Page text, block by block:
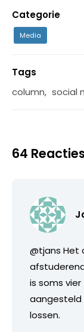
Categorie
Media
Tags
column, social
64 Reacties
@tjans Het
is soms
aangesteld
lossen.